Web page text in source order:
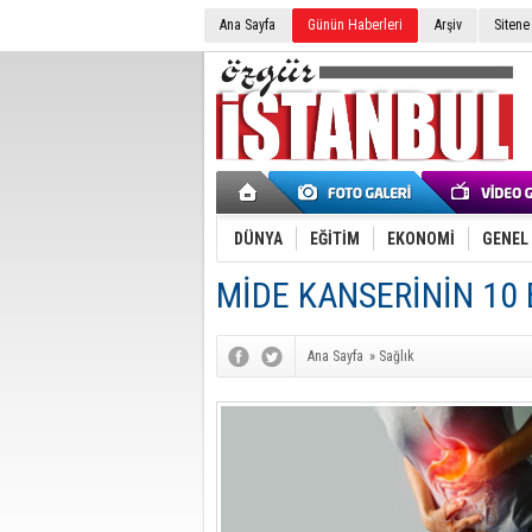
Ana Sayfa Günün Haberleri Arşiv
DÜNYA EĞİTİM EKONOMİ GENEL
MİDE KANSERİNİN 10
Ana Sayfa » Sağlık